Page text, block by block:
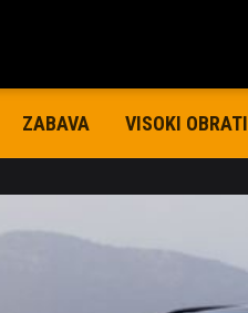
ZABAVA VISOKI OBRATI